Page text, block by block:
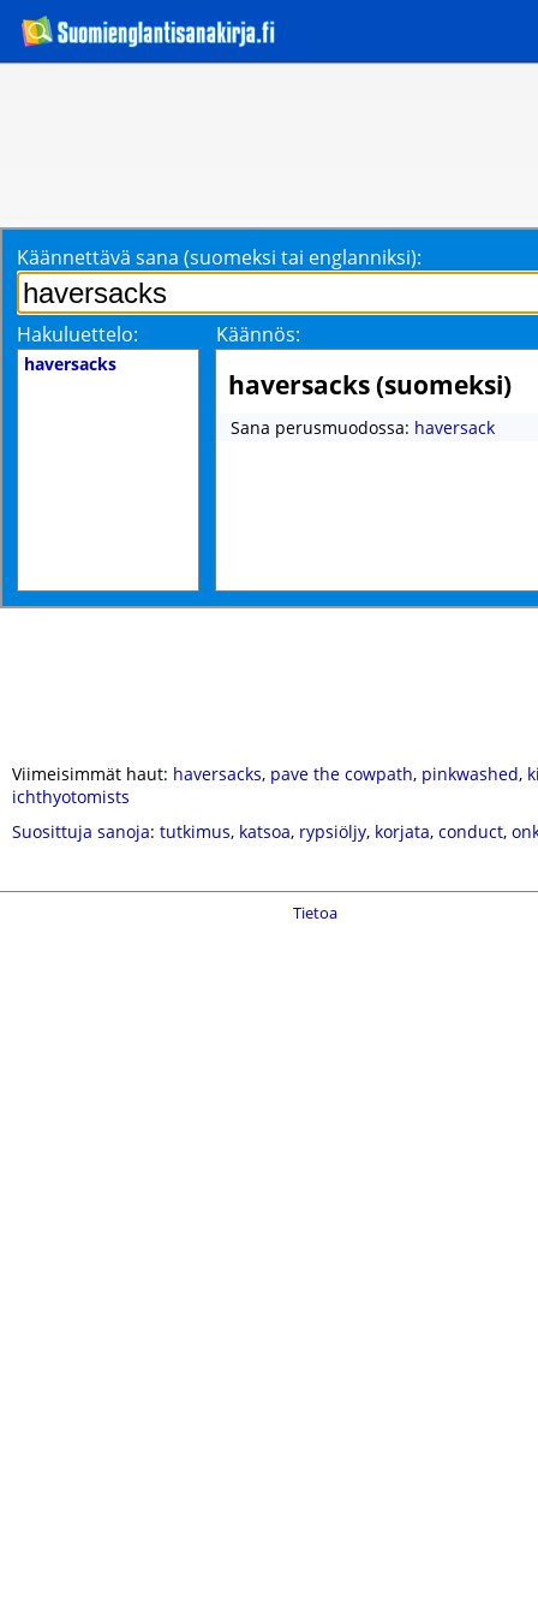
Käännettävä sana (suomeksi tai englanniksi):
Hakuluettelo: Käännös:
haversacks
haversacks (suomeksi)
Sana perusmuodossa: haversack
Viimeisimmät haut: haversacks, pave the cowpath, pinkwashed,
ichthyotomists
Suosittuja sanoja: tutkimus, katsoa, rypsiöljy, korjata, conduct,
Tietoa